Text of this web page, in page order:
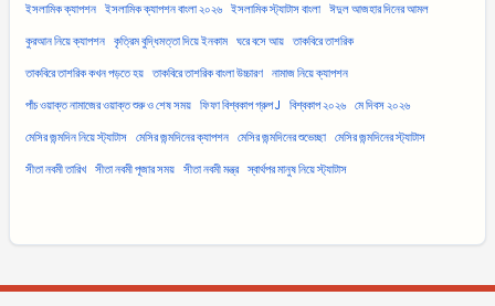
ইসলামিক ক্যাপশন ইসলামিক ক্যাপশন বাংলা ২০২৬ ইসলামিক স্ট্যাটাস বাংলা ঈদুল আজহার দিনের আমল
কুরআন নিয়ে ক্যাপশন কৃত্রিম বুদ্ধিমত্তা দিয়ে ইনকাম ঘরে বসে আয় তাকবিরে তাশরিক
তাকবিরে তাশরিক কখন পড়তে হয় তাকবিরে তাশরিক বাংলা উচ্চারণ নামাজ নিয়ে ক্যাপশন
পাঁচ ওয়াক্ত নামাজের ওয়াক্ত শুরু ও শেষ সময় ফিফা বিশ্বকাপ গ্রুপ J বিশ্বকাপ ২০২৬ মে দিবস ২০২৬
মেসির জন্মদিন নিয়ে স্ট্যাটাস মেসির জন্মদিনের ক্যাপশন মেসির জন্মদিনের শুভেচ্ছা মেসির জন্মদিনের স্ট্যাটাস
সীতা নবমী তারিখ সীতা নবমী পূজার সময় সীতা নবমী মন্ত্র স্বার্থপর মানুষ নিয়ে স্ট্যাটাস